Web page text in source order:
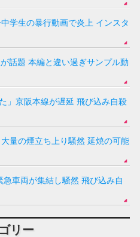
学生の暴行動画で炎上 インスタ
話題 本編と違い過ぎサンプル動
」京阪本線が遅延 飛び込み自殺
量の煙立ち上り騒然 延焼の可能
車両が集結し騒然 飛び込み自
リー